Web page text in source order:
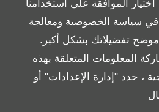
الموافقة على استخدامنا
في سياسة الخصوصية ومعالجة
تفضيلاتك بشكل أكبر.
المعلومات المتعلقة بهذه
، حدد "إدارة الإعدادات" أو